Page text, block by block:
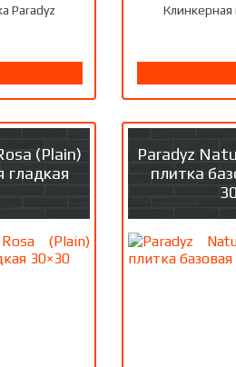
Paradyz Клинкерная
(Plain)
гладкая
Paradyz
плитка